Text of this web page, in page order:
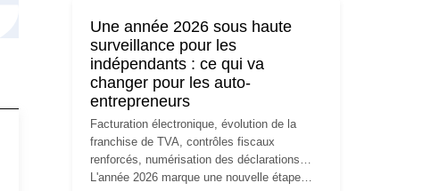
siège social répond souvent à une nouvelle
étape de la vie de l'entreprise et implique
plusieurs formalités obligatoires.
Une année 2026 sous haute
surveillance pour les
indépendants : ce qui va
changer pour les auto-
entrepreneurs
Facturation électronique, évolution de la
franchise de TVA, contrôles fiscaux
renforcés, numérisation des déclarations…
L'année 2026 marque une nouvelle étape